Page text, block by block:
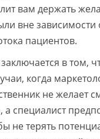
вам держать
вне
пациентов.
в том,
когда
не желает
а специалист
не терять